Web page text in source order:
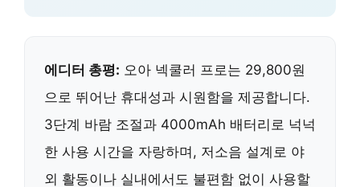
에디터 총평: 오아 넥쿨러 프로는 29,800원
으로 뛰어난 휴대성과 시원함을 제공합니다.
3단계 바람 조절과 4000mAh 배터리로 넉넉
한 사용 시간을 자랑하며, 저소음 설계로 야
외 활동이나 실내에서도 불편함 없이 사용할